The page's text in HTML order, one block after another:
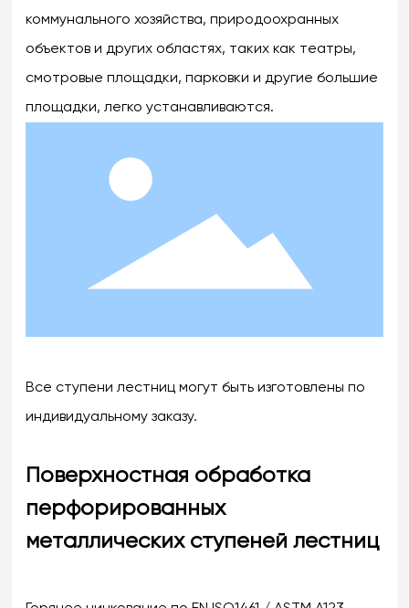
коммунального хозяйства, природоохранных
объектов и других областях, таких как театры,
смотровые площадки, парковки и другие большие
площадки, легко устанавливаются.
Все ступени лестниц могут быть изготовлены по
индивидуальному заказу.
Поверхностная обработка
перфорированных
металлических ступеней лестниц